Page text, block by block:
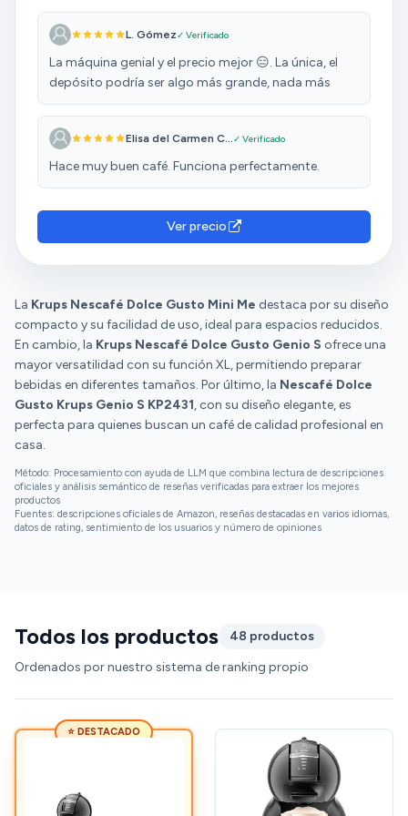
L. Gómez✓ Verificado
La máquina genial y el precio mejor 😑. La única, el
depósito podría ser algo más grande, nada más
Elisa del Carmen C...✓ Verificado
Hace muy buen café. Funciona perfectamente.
Ver precio
La Krups Nescafé Dolce Gusto Mini Me destaca por su diseño
compacto y su facilidad de uso, ideal para espacios reducidos.
En cambio, la Krups Nescafé Dolce Gusto Genio S ofrece una
mayor versatilidad con su función XL, permitiendo preparar
bebidas en diferentes tamaños. Por último, la Nescafé Dolce
Gusto Krups Genio S KP2431, con su diseño elegante, es
perfecta para quienes buscan un café de calidad profesional en
casa.
Método: Procesamiento con ayuda de LLM que combina lectura de descripciones
oficiales y análisis semántico de reseñas verificadas para extraer los mejores
productos
Fuentes: descripciones oficiales de Amazon, reseñas destacadas en varios idiomas,
datos de rating, sentimiento de los usuarios y número de opiniones
Todos los productos
48 productos
Ordenados por nuestro sistema de ranking propio
⭐ DESTACADO